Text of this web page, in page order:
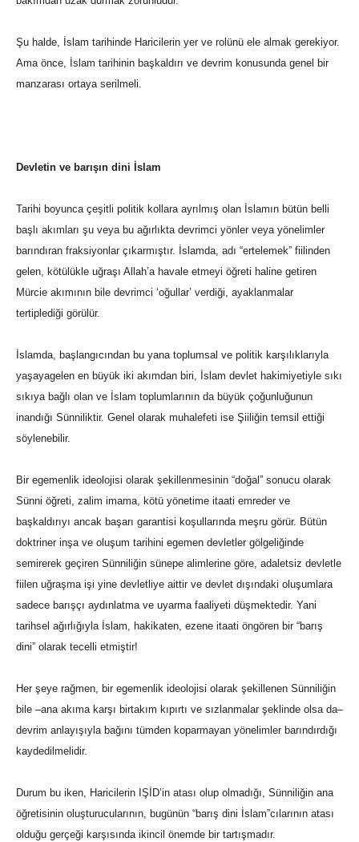
Şu halde, İslam tarihinde Haricilerin yer ve rolünü ele almak gerekiyor.
Ama önce, İslam tarihinin başkaldırı ve devrim konusunda genel bir
manzarası ortaya serilmeli.
Devletin ve barışın dini İslam
Tarihi boyunca çeşitli politik kollara ayrılmış olan İslamın bütün belli
başlı akımları şu veya bu ağırlıkta devrimci yönler veya yönelimler
barındıran fraksiyonlar çıkarmıştır. İslamda, adı “ertelemek” fiilinden
gelen, kötülükle uğraşı Allah’a havale etmeyi öğreti haline getiren
Mürcie akımının bile devrimci ‘oğullar’ verdiği, ayaklanmalar
tertiplediği görülür.
İslamda, başlangıcından bu yana toplumsal ve politik karşılıklarıyla
yaşayagelen en büyük iki akımdan biri, İslam devlet hakimiyetiyle sıkı
sıkıya bağlı olan ve İslam toplumlarının da büyük çoğunluğunun
inandığı Sünniliktir. Genel olarak muhalefeti ise Şiiliğin temsil ettiği
söylenebilir.
Bir egemenlik ideolojisi olarak şekillenmesinin “doğal” sonucu olarak
Sünni öğreti, zalim imama, kötü yönetime itaati emreder ve
başkaldırıyı ancak başarı garantisi koşullarında meşru görür. Bütün
doktriner inşa ve oluşum tarihini egemen devletler gölgeliğinde
semirerek geçiren Sünniliğin sünepe alimlerine göre, adaletsiz devletle
fiilen uğraşma işi yine devletliye aittir ve devlet dışındaki oluşumlara
sadece barışçı aydınlatma ve uyarma faaliyeti düşmektedir. Yani
tarihsel ağırlığıyla İslam, hakikaten, ezene itaati öngören bir “barış
dini” olarak tecelli etmiştir!
Her şeye rağmen, bir egemenlik ideolojisi olarak şekillenen Sünniliğin
bile –ana akıma karşı birtakım kıpırtı ve sızlanmalar şeklinde olsa da–
devrim anlayışıyla bağını tümden koparmayan yönelimler barındırdığı
kaydedilmelidir.
Durum bu iken, Haricilerin IŞİD’in atası olup olmadığı, Sünniliğin ana
öğretisinin oluşturucularının, bugünün “barış dini İslam”cılarının atası
olduğu gerçeği karşısında ikincil önemde bir tartışmadır.